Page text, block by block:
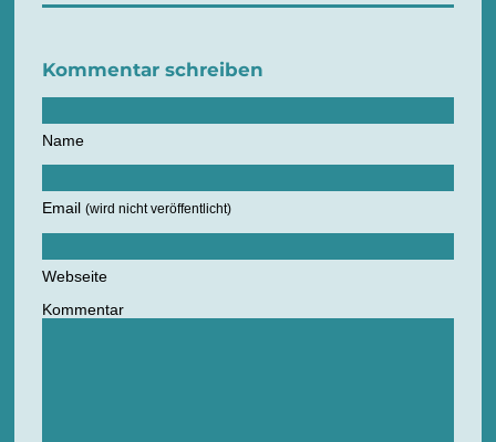
Kommentar schreiben
Name
Email (wird nicht veröffentlicht)
Webseite
Kommentar